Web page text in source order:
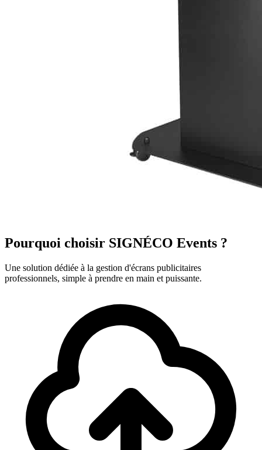
Pourquoi choisir SIGNÉCO Events ?
Une solution dédiée à la gestion d'écrans publicitaires
professionnels, simple à prendre en main et puissante.